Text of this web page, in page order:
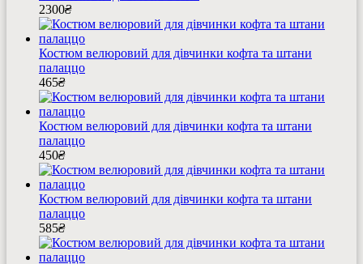
2300₴
Костюм велюровий для дівчинки кофта та штани
палаццо
465₴
Костюм велюровий для дівчинки кофта та штани
палаццо
450₴
Костюм велюровий для дівчинки кофта та штани
палаццо
585₴